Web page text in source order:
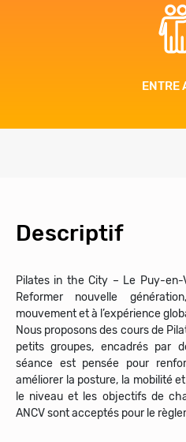
Descriptif
Pilates in the City – Le Puy-
Reformer nouvelle
mouvement et à l’expérience
Nous proposons des cours de
petits groupes, encadrés par
séance est pensée pour
améliorer la posture, la mobilité
le niveau et les objectifs de
ANCV sont acceptés pour le